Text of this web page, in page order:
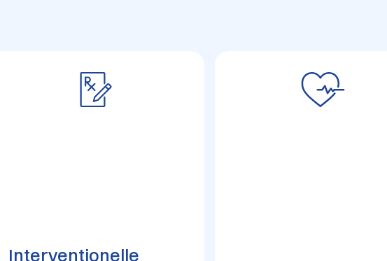
Interventionelle